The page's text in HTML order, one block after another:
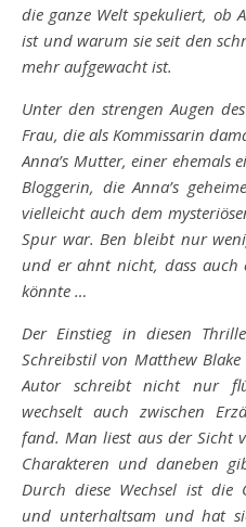
die ganze Welt spekuliert, ob
ist und warum sie seit den
mehr aufgewacht ist.
Unter den strengen Augen
Frau, die als Kommissarin
Anna’s Mutter, einer ehemals
Bloggerin, die Anna’s
vielleicht auch dem
Spur war. Ben bleibt nur
und er ahnt nicht, dass auch
könnte …
Der Einstieg in diesen
Schreibstil von Matthew
Autor schreibt nicht nur
wechselt auch zwischen
fand. Man liest aus der Sicht
Charakteren und daneben
Durch diese Wechsel ist die
und unterhaltsam und hat